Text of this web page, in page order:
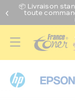
📦 Livraison
toute